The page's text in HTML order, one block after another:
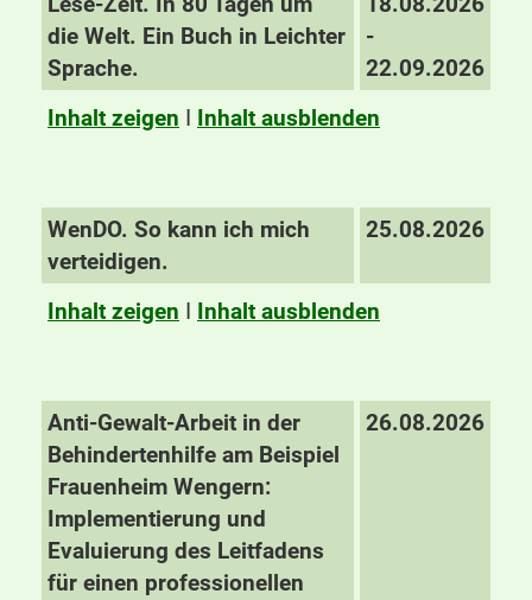
die Welt. Ein Buch in Leichter
Sprache.
-
22.09.2026
Inhalt zeigen I Inhalt ausblenden
WenDO. So kann ich mich
verteidigen.
25.08.2026
Inhalt zeigen I Inhalt ausblenden
Anti-Gewalt-Arbeit in der
Behindertenhilfe am Beispiel
Frauenheim Wengern:
Implementierung und
Evaluierung des Leitfadens
für einen professionellen
26.08.2026